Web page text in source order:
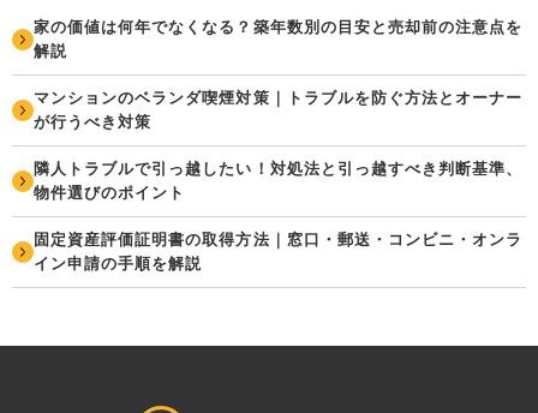
家の価値は何年でなくなる？築年数別の目安と売却前の注意点を
解説
マンションのベランダ喫煙対策｜トラブルを防ぐ方法とオーナー
が行うべき対策
隣人トラブルで引っ越したい！対処法と引っ越すべき判断基準、
物件選びのポイント
固定資産評価証明書の取得方法｜窓口・郵送・コンビニ・オンラ
イン申請の手順を解説